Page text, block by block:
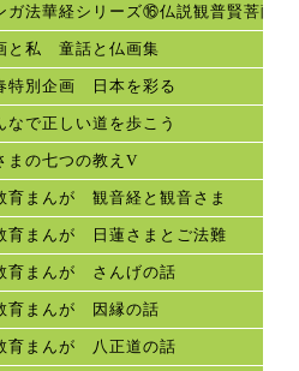
ガ法華経シリーズ⑯仏説観普賢菩薩行
と私 童話と仏画集
特別企画 日本を彩る
なで正しい道を歩こう
の七つの教えV
育まんが 観音経と観音さま
育まんが 日蓮さまとご法難
育まんが さんげの話
育まんが 因縁の話
育まんが 八正道の話